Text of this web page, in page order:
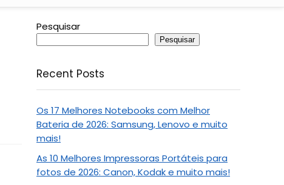
Pesquisar
Pesquisar
Recent Posts
Os 17 Melhores Notebooks com Melhor
Bateria de 2026: Samsung, Lenovo e muito
mais!
As 10 Melhores Impressoras Portáteis para
fotos de 2026: Canon, Kodak e muito mais!